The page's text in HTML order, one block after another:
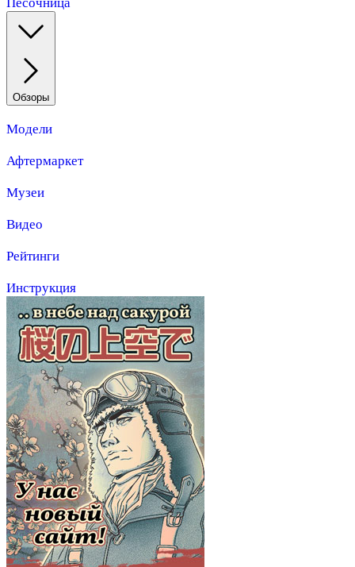
Обзоры
Модели
Афтермаркет
Музеи
Видео
Рейтинги
Инструкция